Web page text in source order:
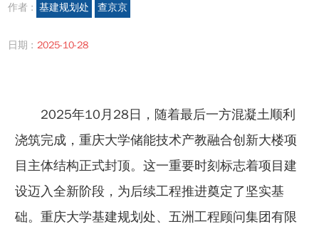
作者 : 基建规划处 查京京
日期 : 2025-10-28
2025年10月28日，随着最后一方混凝土顺利
浇筑完成，重庆大学储能技术产教融合创新大楼项
目主体结构正式封顶。这一重要时刻标志着项目建
设迈入全新阶段，为后续工程推进奠定了坚实基
础。重庆大学基建规划处、五洲工程顾问集团有限